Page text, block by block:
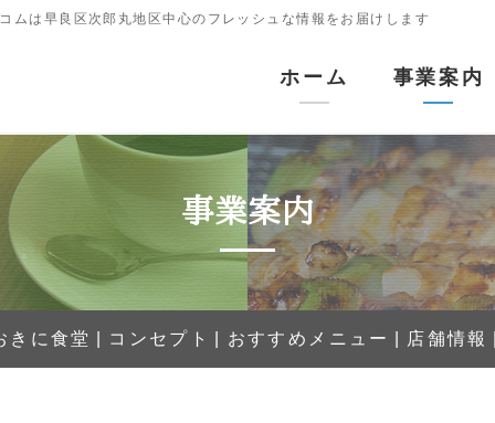
ムは早良区次郎丸地区中心のフレッシュな情報をお届けします
ホーム 事業案内
運送部門
コインランドリ
珈琲館
晩酌亭
まいどおおきに
事業案内
きに食堂 コンセプト おすすめメニュー 店舗情報